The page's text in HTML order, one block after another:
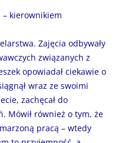
– kierownikiem
Zajęcia odbywały
związanych z
opowiadał ciekawie o
wraz ze swoimi
zachęcał do
Mówił również o tym, że
pracą – wtedy